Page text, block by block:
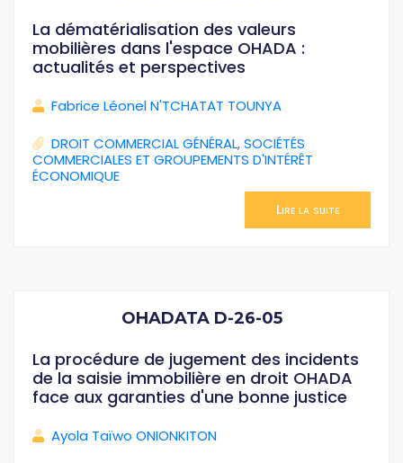
La dématérialisation des valeurs
mobilières dans l'espace OHADA :
actualités et perspectives
Fabrice Léonel N'TCHATAT TOUNYA
DROIT COMMERCIAL GÉNÉRAL,SOCIÉTÉS
COMMERCIALES ET GROUPEMENTS D'INTÉRÊT
ÉCONOMIQUE
Lire la suite
OHADATA D-26-05
La procédure de jugement des incidents
de la saisie immobilière en droit OHADA
face aux garanties d'une bonne justice
Ayola Taïwo ONIONKITON